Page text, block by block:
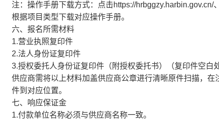
注：操作手册下载方式：点击https://hrbggzy.harbin.gov.cn/
根据项目类型下载对应操作手册。
六、报名所需材料
1.营业执照复印件
2.法人身份证复印件
3.授权委托人身份证复印件（附授权委托书）（复印件空白
供应商需将以上材料加盖供应商公章进行清晰原件扫描，
件到对应位置。
七、响应保证金
1.付款单位名称必须与供应商名称一致。